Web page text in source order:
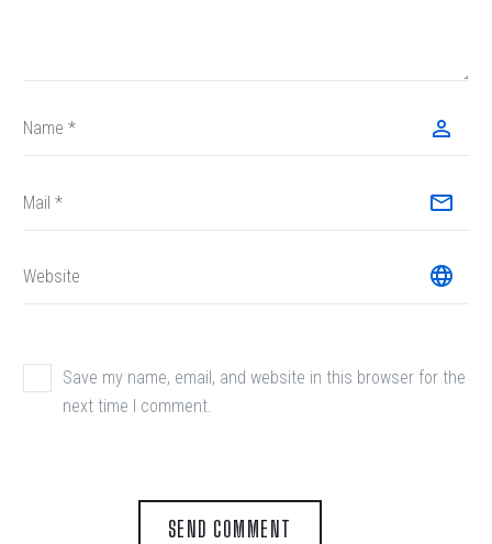
Save my name, email, and website in this browser for the
next time I comment.
SEND COMMENT